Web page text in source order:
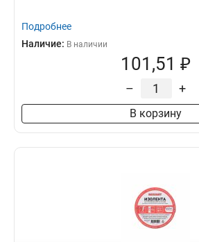
Подробнее
Наличие: В наличии
101,51 ₽
– +
В корзину